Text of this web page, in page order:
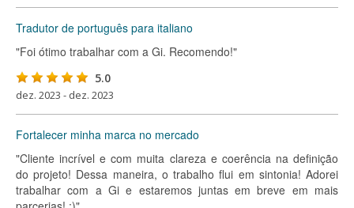
Tradutor de português para italiano
"Foi ótimo trabalhar com a Gi. Recomendo!"
5.0
dez. 2023 - dez. 2023
Fortalecer minha marca no mercado
"Cliente incrível e com muita clareza e coerência na definição
do projeto! Dessa maneira, o trabalho flui em sintonia! Adorei
trabalhar com a Gi e estaremos juntas em breve em mais